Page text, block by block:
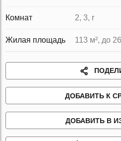
Комнат 2, 3, r
Жилая площадь 113 м², до
ДОБАВИТЬ К
ДОБАВИТЬ В